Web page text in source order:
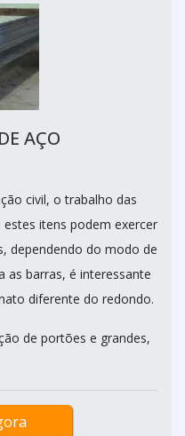
AÇO
civil, o trabalho das
itens podem exercer
dependendo do modo de
as barras, é interessante
diferente do redondo.
de portões e grandes,